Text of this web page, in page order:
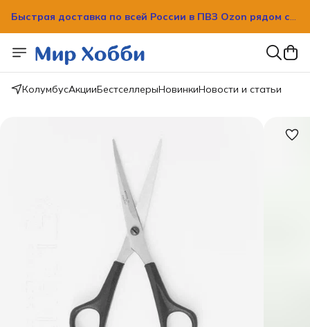
Быстрая доставка по всей России в ПВЗ Ozon рядом с
Быстрая доставка по всей России в ПВЗ Ozon рядом с
вашим домом!
КолумбусАкцииБестселлерыНовинкиНовости и статьи